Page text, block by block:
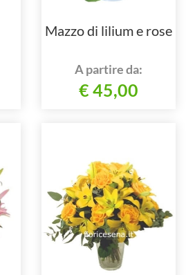
Mazzo di lilium e rose
A partire da:
€ 45,00